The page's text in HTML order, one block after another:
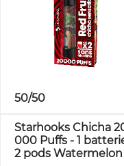
50/50
Starhooks Chicha
000 Puffs - 1
2 pods Watermelon